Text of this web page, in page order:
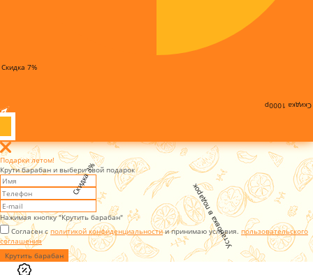
Скидка 3%
Скидка 7%
Скидка 1000р
Установка в подарок
Подарки летом!
Крути барабан и выбери свой подарок
Нажимая кнопку "Крутить барабан"
Согласен с политикой конфиденциальностии принимаю условия. пользовательского
соглашения
Крутить барабан